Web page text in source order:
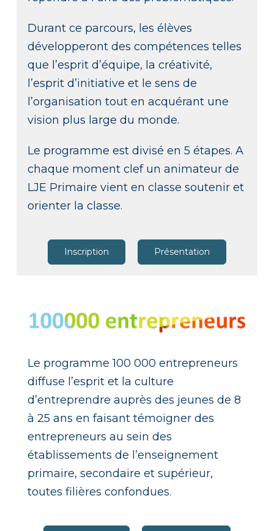
Durant ce parcours, les élèves
développeront des compétences telles
que l’esprit d’équipe, la créativité,
l’esprit d’initiative et le sens de
l’organisation tout en acquérant une
vision plus large du monde.
Le programme est divisé en 5 étapes. A
chaque moment clef un animateur de
LJE Primaire vient en classe soutenir et
orienter la classe.
Inscription Présentation
Le programme 100 000 entrepreneurs
diffuse l’esprit et la culture
d’entreprendre auprès des jeunes de 8
à 25 ans en faisant témoigner des
entrepreneurs au sein des
établissements de l’enseignement
primaire, secondaire et supérieur,
toutes filières confondues.